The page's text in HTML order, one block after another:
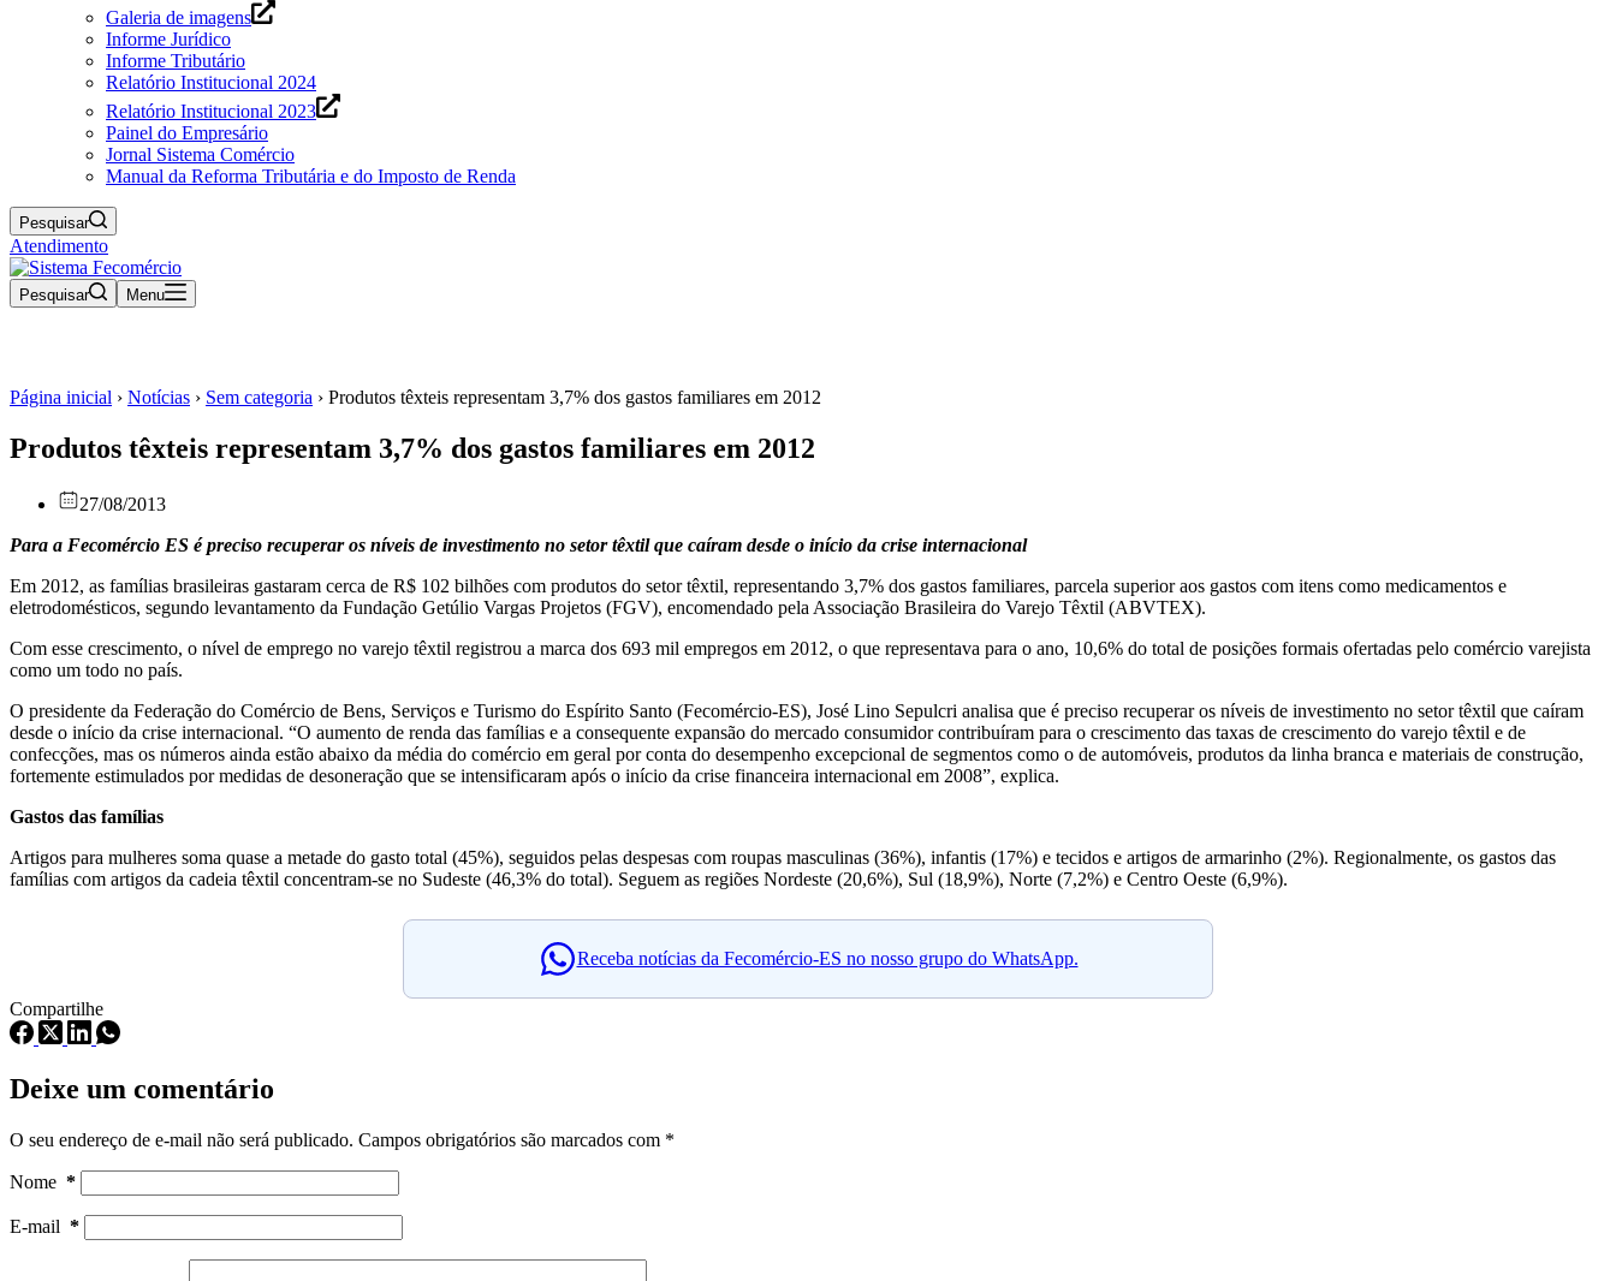
Galeria de imagens
Informe Jurídico
Informe Tributário
Relatório Institucional 2024
Relatório Institucional 2023
Painel do Empresário
Jornal Sistema Comércio
Manual da Reforma Tributária e do Imposto de Renda
Pesquisar
Atendimento
Pesquisar Menu
Página inicial › Notícias › Sem categoria › Produtos têxteis representam 3,7% dos gastos familiares em 2012
Produtos têxteis representam 3,7% dos gastos familiares em 2012
27/08/2013
Para a Fecomércio ES é preciso recuperar os níveis de investimento no setor têxtil que caíram desde o início da crise internacional
Em 2012, as famílias brasileiras gastaram cerca de R$ 102 bilhões com produtos do setor têxtil, representando 3,7% dos gastos familiares, parcela superior aos gastos com itens como medicamentos e
eletrodomésticos, segundo levantamento da Fundação Getúlio Vargas Projetos (FGV), encomendado pela Associação Brasileira do Varejo Têxtil (ABVTEX).
Com esse crescimento, o nível de emprego no varejo têxtil registrou a marca dos 693 mil empregos em 2012, o que representava para o ano, 10,6% do total de posições formais ofertadas pelo comércio varejista
como um todo no país.
O presidente da Federação do Comércio de Bens, Serviços e Turismo do Espírito Santo (Fecomércio-ES), José Lino Sepulcri analisa que é preciso recuperar os níveis de investimento no setor têxtil que caíram
desde o início da crise internacional. “O aumento de renda das famílias e a consequente expansão do mercado consumidor contribuíram para o crescimento das taxas de crescimento do varejo têxtil e de
confecções, mas os números ainda estão abaixo da média do comércio em geral por conta do desempenho excepcional de segmentos como o de automóveis, produtos da linha branca e materiais de construção,
fortemente estimulados por medidas de desoneração que se intensificaram após o início da crise financeira internacional em 2008”, explica.
Gastos das famílias
Artigos para mulheres soma quase a metade do gasto total (45%), seguidos pelas despesas com roupas masculinas (36%), infantis (17%) e tecidos e artigos de armarinho (2%). Regionalmente, os gastos das
famílias com artigos da cadeia têxtil concentram-se no Sudeste (46,3% do total). Seguem as regiões Nordeste (20,6%), Sul (18,9%), Norte (7,2%) e Centro Oeste (6,9%).
Receba notícias da Fecomércio-ES no nosso grupo do WhatsApp.
Compartilhe
Deixe um comentário
O seu endereço de e-mail não será publicado. Campos obrigatórios são marcados com *
Nome *
E-mail *